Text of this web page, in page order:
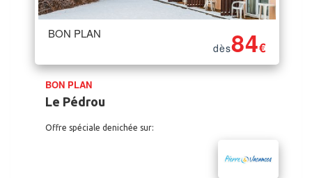
BON PLAN
dès84€
BON PLAN
Le Pédrou
Offre spéciale denichée sur: